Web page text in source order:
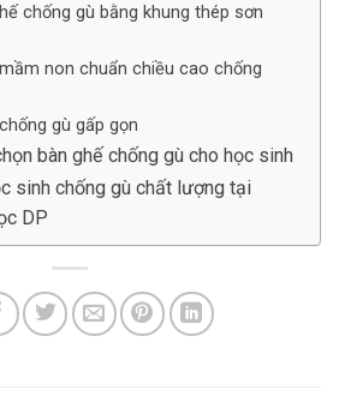
chống gù bằng khung thép sơn
non chuẩn chiều cao chống
gù gấp gọn
bàn ghế chống gù cho học sinh
sinh chống gù chất lượng tại
DP